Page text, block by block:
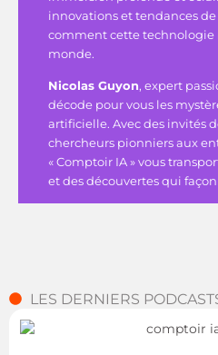
innovations et tendances de
comment cette
monde.
Nicolas Guyon, expert
décode pour vous les
artificielle. Avec des invités
chercheurs pionniers aux
« Comptoir IA » vous
et des découvertes qui
LES DERNIERS